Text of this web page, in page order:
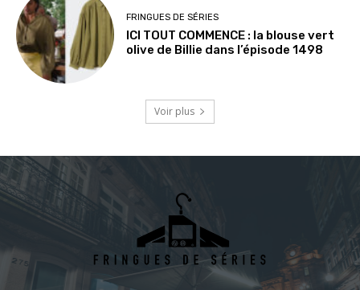
FRINGUES DE SÉRIES
ICI TOUT COMMENCE : la blouse vert
olive de Billie dans l’épisode 1498
Voir plus